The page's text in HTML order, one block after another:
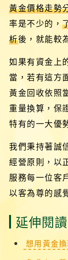
黃金價格走勢
率是不少的，
析後，就能較
如果有資金上
當，若有這方
黃金回收依照
重量換算，保
特有的一大優
我們秉持著誠
經營原則，以
服務每一位客
以客為尊的感
延伸閱
想用黃金